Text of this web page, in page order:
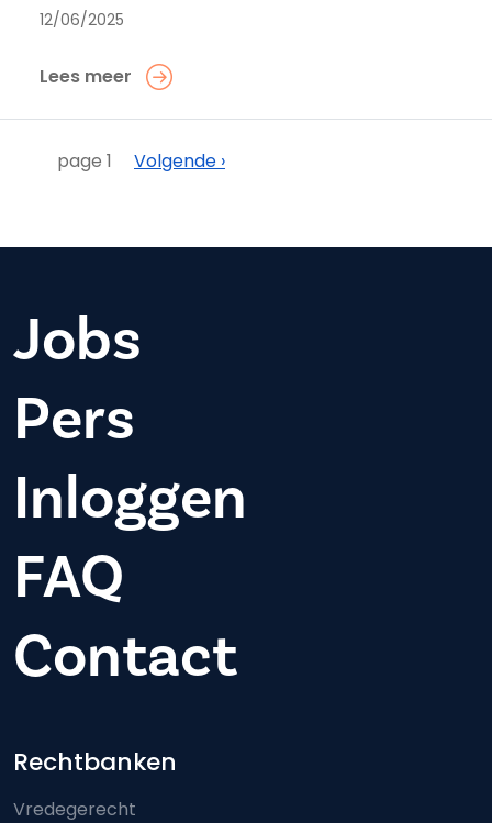
12/06/2025
Lees meer
Paginering
page 1 Volgende
Volgende ›
Jobs
Pers
Inloggen
FAQ
Contact
Footer-menu
Rechtbanken
Vredegerecht